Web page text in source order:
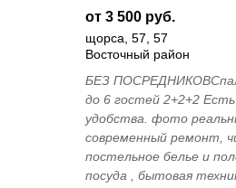
от 3 500 руб.
щорса, 57, 57
Восточный район
БЕЗ
до 6 гостей 2+2+2 Есть
удобства. фото
современный ремонт,
постельное белье и
посуда , бытовая